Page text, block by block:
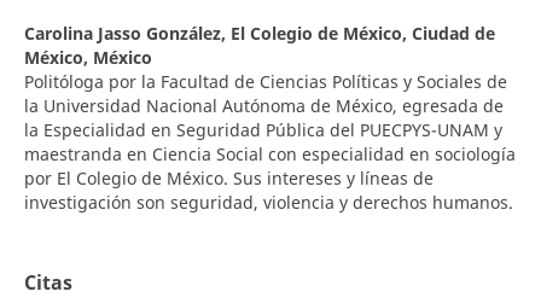
Carolina Jasso González, El Colegio de México, Ciudad de
México, México
Politóloga por la Facultad de Ciencias Políticas y Sociales de
la Universidad Nacional Autónoma de México, egresada de
la Especialidad en Seguridad Pública del PUECPYS-UNAM y
maestranda en Ciencia Social con especialidad en sociología
por El Colegio de México. Sus intereses y líneas de
investigación son seguridad, violencia y derechos humanos.
Citas